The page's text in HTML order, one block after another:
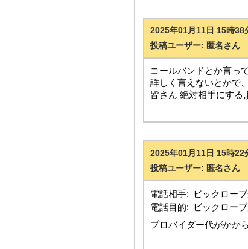
2025年01月11日 15時38
投稿ユーザー: 匿名さん
コールバンドとか言っ
詳しく言えないとかで
皆さん 絶対相手にする
2025年01月11日 15時22
投稿ユーザー: 匿名さん
電話相手:
ビックロー
電話目的:
ビックロー
プロバイダー代がかか